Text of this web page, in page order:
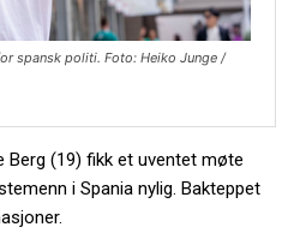
spansk politi. Foto: Heiko Junge /
Berg (19) fikk et uventet møte
i Spania nylig. Bakteppet